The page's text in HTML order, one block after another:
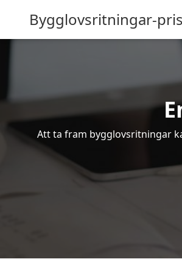
Bygglovsritningar-
Att ta fram bygglovsritningar